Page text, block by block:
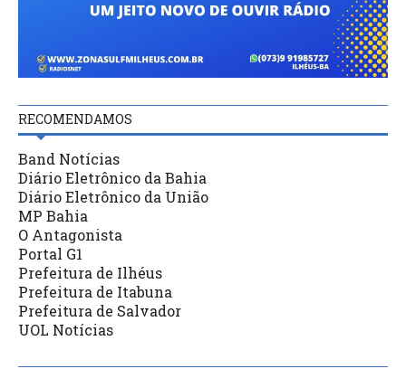
RECOMENDAMOS
Band Notícias
Diário Eletrônico da Bahia
Diário Eletrônico da União
MP Bahia
O Antagonista
Portal G1
Prefeitura de Ilhéus
Prefeitura de Itabuna
Prefeitura de Salvador
UOL Notícias